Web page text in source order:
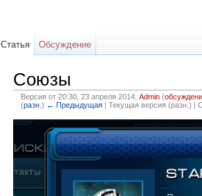
Союзы
Версия от 20:30, 23 апреля 2014; Admin (
(разн. ) ← Предыдущая| Текущая версия (разн.) |
Статья Обсуждение